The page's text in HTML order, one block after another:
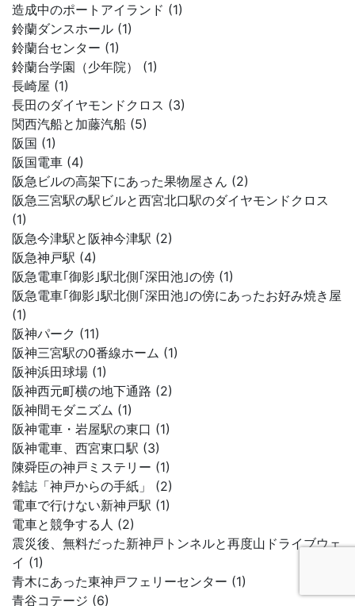
造成中のポートアイランド (1)
鈴蘭ダンスホール (1)
鈴蘭台センター (1)
鈴蘭台学園（少年院） (1)
長崎屋 (1)
長田のダイヤモンドクロス (3)
関西汽船と加藤汽船 (5)
阪国 (1)
阪国電車 (4)
阪急ビルの高架下にあった果物屋さん (2)
阪急三宮駅の駅ビルと西宮北口駅のダイヤモンドクロス
(1)
阪急今津駅と阪神今津駅 (2)
阪急神戸駅 (4)
阪急電車｢御影｣駅北側｢深田池｣の傍 (1)
阪急電車｢御影｣駅北側｢深田池｣の傍にあったお好み焼き屋
(1)
阪神パーク (11)
阪神三宮駅の0番線ホーム (1)
阪神浜田球場 (1)
阪神西元町横の地下通路 (2)
阪神間モダニズム (1)
阪神電車・岩屋駅の東口 (1)
阪神電車、西宮東口駅 (3)
陳舜臣の神戸ミステリー (1)
雑誌「神戸からの手紙」 (2)
電車で行けない新神戸駅 (1)
電車と競争する人 (2)
震災後、無料だった新神戸トンネルと再度山ドライブウェ
イ (1)
青木にあった東神戸フェリーセンター (1)
青谷コテージ (6)